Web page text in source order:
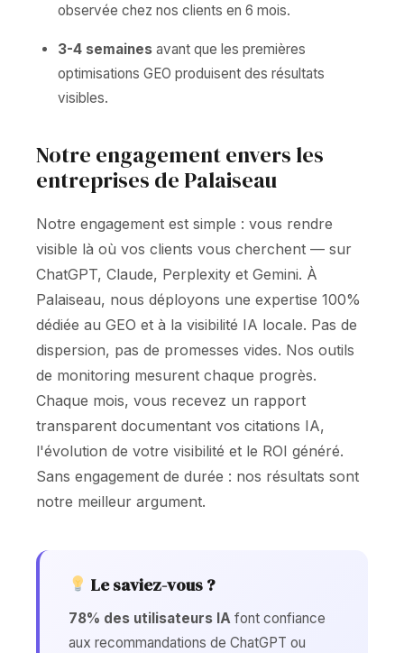
observée chez nos clients en 6 mois.
3-4 semaines avant que les premières
optimisations GEO produisent des résultats
visibles.
Notre engagement envers les
entreprises de Palaiseau
Notre engagement est simple : vous rendre
visible là où vos clients vous cherchent — sur
ChatGPT, Claude, Perplexity et Gemini. À
Palaiseau, nous déployons une expertise 100%
dédiée au GEO et à la visibilité IA locale. Pas de
dispersion, pas de promesses vides. Nos outils
de monitoring mesurent chaque progrès.
Chaque mois, vous recevez un rapport
transparent documentant vos citations IA,
l'évolution de votre visibilité et le ROI généré.
Sans engagement de durée : nos résultats sont
notre meilleur argument.
Le saviez-vous ?
78% des utilisateurs IA font confiance
aux recommandations de ChatGPT ou